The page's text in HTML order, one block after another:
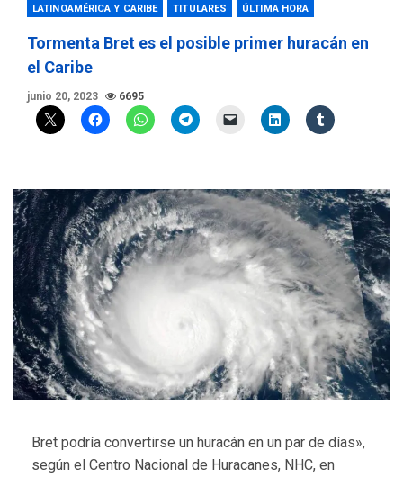
LATINOAMÉRICA Y CARIBE TITULARES ÚLTIMA HORA
Tormenta Bret es el posible primer huracán en
el Caribe
junio 20, 2023 6695
Bret podría convertirse un huracán en un par de días»,
según el Centro Nacional de Huracanes, NHC, en